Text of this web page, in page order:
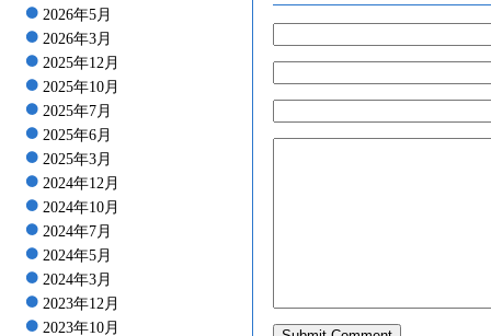
2026年5月
2026年3月
2025年12月
2025年10月
2025年7月
2025年6月
2025年3月
2024年12月
2024年10月
2024年7月
2024年5月
2024年3月
2023年12月
2023年10月